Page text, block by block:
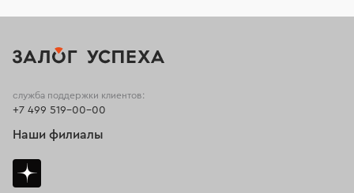
служба поддержки клиентов:
+7 499 519-00-00
Наши филиалы